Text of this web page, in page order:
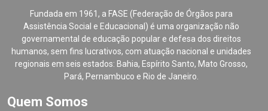
Fundada em 1961, a FASE (Federação de Órgãos para
Assistência Social e Educacional) é uma organização não
governamental de educação popular e defesa dos direitos
humanos, sem fins lucrativos, com atuação nacional e unidades
regionais em seis estados: Bahia, Espírito Santo, Mato Grosso,
Pará, Pernambuco e Rio de Janeiro.
Quem Somos